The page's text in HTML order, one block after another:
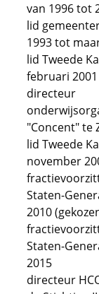
van 1996 tot
lid
1993 tot
lid Tweede
februari
directeur
"Concent" te
lid Tweede
november
Staten-
2010
Staten-
2015
directeur